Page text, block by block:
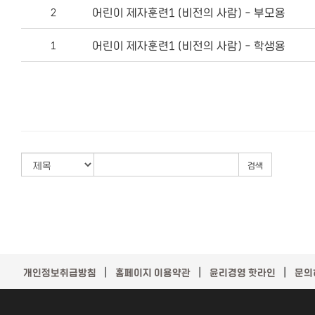
2 어린이 제자훈련1 (비전의 사람) - 부모용
1 어린이 제자훈련1 (비전의 사람) - 학생용
검색
개인정보취급방침 ｜ 홈페이지 이용약관 ｜ 윤리경영 핫라인 ｜ 문